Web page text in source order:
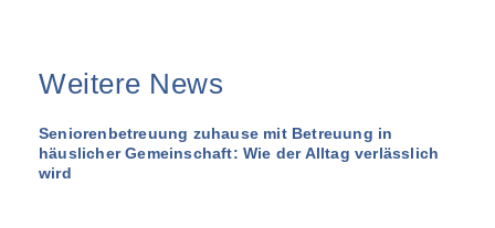
Weitere News
Seniorenbetreuung zuhause mit Betreuung in
häuslicher Gemeinschaft: Wie der Alltag verlässlich
wird